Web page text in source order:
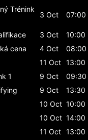
Trénink
3 Oct 07:00
3 Oct
10:00
cena 4 Oct
08:00
11 Oct 13:00
1 9 Oct
09:30
9 Oct
13:30
10 Oct 10:00
10 Oct 14:00
11 Oct 13:00